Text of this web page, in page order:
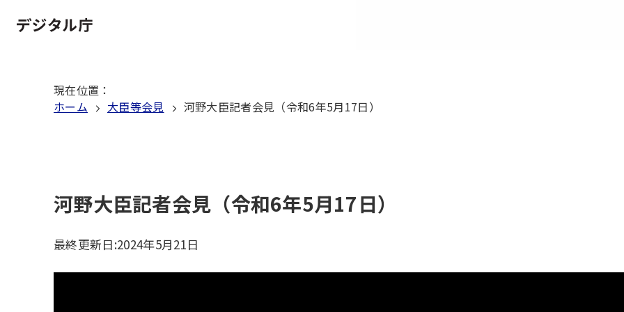
文
現在位置 ：
ホーム
大臣等会見 河野大臣記者会見（令和6年5月17日）
河野大臣記者会見（令和6年5月17日）
最終更新日:2024年5月21日